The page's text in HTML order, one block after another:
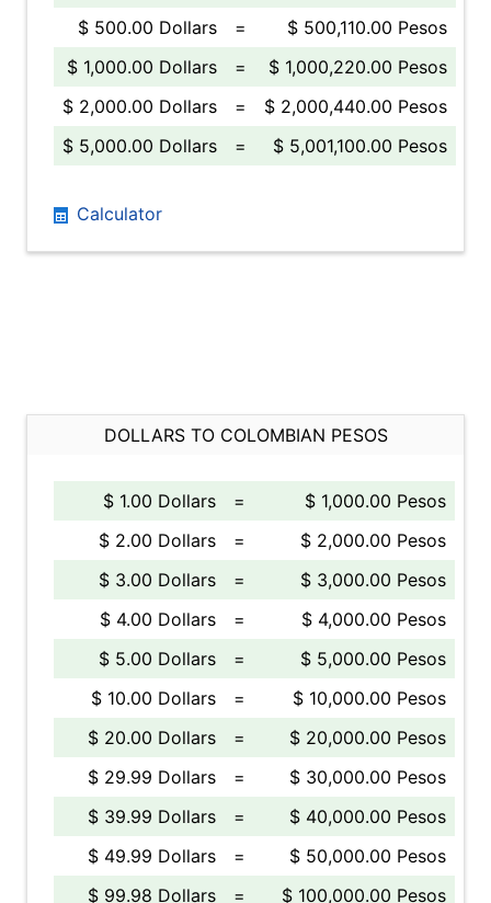
$ 500.00 Dollars
=
$ 500,110.00 Pesos
$ 1,000.00 Dollars
=
$ 1,000,220.00 Pesos
$ 2,000.00 Dollars
=
$ 2,000,440.00 Pesos
$ 5,000.00 Dollars
= $ 5,001,100.00 Pesos
Calculator
DOLLARS TO COLOMBIAN PESOS
$ 1.00 Dollars =
$ 1,000.00 Pesos
$ 2.00 Dollars
=
$ 2,000.00 Pesos
$ 3.00 Dollars
=
$ 3,000.00 Pesos
$ 4.00 Dollars
=
$ 4,000.00 Pesos
$ 5.00 Dollars
=
$ 5,000.00 Pesos
$ 10.00 Dollars
=
$ 10,000.00 Pesos
$ 20.00 Dollars
=
$ 20,000.00 Pesos
$ 29.99 Dollars
=
$ 30,000.00 Pesos
$ 39.99 Dollars
=
$ 40,000.00 Pesos
$ 49.99 Dollars
=
$ 50,000.00 Pesos
$ 99.98 Dollars
= $ 100,000.00 Pesos